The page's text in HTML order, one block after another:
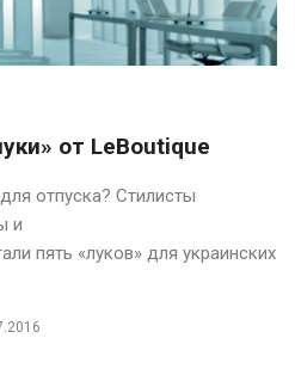
от LeBoutique
отпуска? Стилисты
и
пять «луков» для украинских